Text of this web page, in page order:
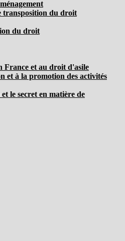
transposition du droit
du droit
France et au droit d'asile
et à la promotion des activités
le secret en matière de